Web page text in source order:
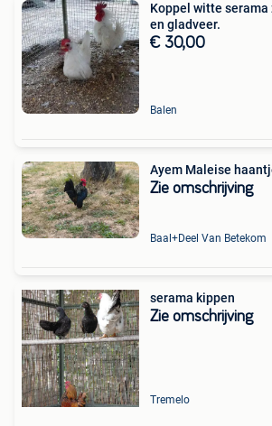
Koppel witte
en gladveer.
€ 30,00
Balen
Ayem Maleise
Zie omschrijving
Baal+Deel Van Betekom
serama kippen
Zie omschrijving
Tremelo